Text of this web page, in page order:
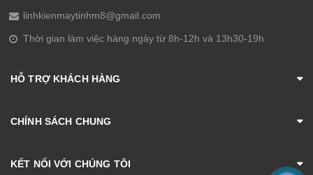
linhkienmaytinhm8@gmail.com
Thời gian làm việc hàng ngày từ 8h-12h và 13h30-19h
HỖ TRỢ KHÁCH HÀNG
CHÍNH SÁCH CHUNG
KẾT NỐI VỚI CHÚNG TÔI